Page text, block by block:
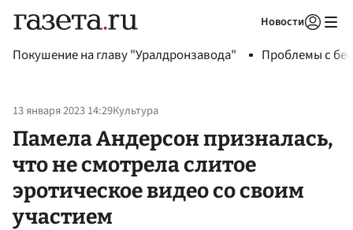
Новости
Покушение на главу "Уралдронзавода" Проблемы с
13 января 2023 14:29Культура
Памела Андерсон призналась,
что не смотрела слитое
эротическое видео со своим
участием